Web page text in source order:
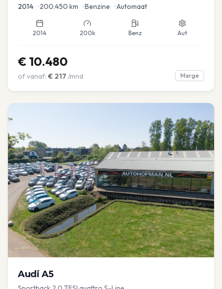
2014 •200.450 km •Benzine •Automaat
2014 200k Benz Aut
€ 10.480
of vanaf: € 217 /mnd Marge
Audi A5